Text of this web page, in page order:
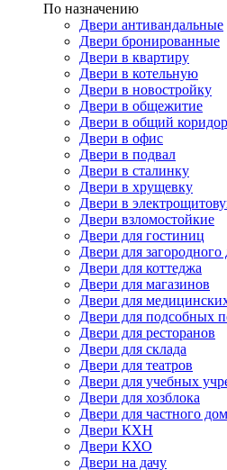
По назначению
Двери антивандальные
Двери бронированные
Двери в квартиру
Двери в котельную
Двери в новостройку
Двери в общежитие
Двери в общий коридор
Двери в офис
Двери в подвал
Двери в сталинку
Двери в хрущевку
Двери в
Двери взломостойкие
Двери для гостиниц
Двери для загородного
Двери для коттеджа
Двери для магазинов
Двери для
Двери для подсобных
Двери для ресторанов
Двери для склада
Двери для театров
Двери для учебных
Двери для хозблока
Двери для частного
Двери КХН
Двери КХО
Двери на дачу